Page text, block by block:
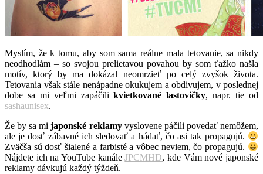
Myslím, že k tomu, aby som sama reálne mala tetovanie, sa nikdy
neodhodlám – so svojou prelietavou povahou by som ťažko našla
motív, ktorý by ma dokázal neomrzieť po celý zvyšok života.
Tetovania však stále nenápadne okukujem a obdivujem, v poslednej
dobe sa mi veľmi zapáčilikvietkované lastovičky, napr. tie od
sashaunisex.
Že by sa mijaponské reklamyvyslovene páčili povedať nemôžem,
ale je dosť zábavné ich sledovať a hádať, čo asi tak propagujú.
Zväčša sú dosť šialené a farbisté a vôbec neviem, čo propagujú.
Nájdete ich na YouTube kanáleJPCMHD, kde Vám nové japonské
reklamy dávkujú každý týždeň.